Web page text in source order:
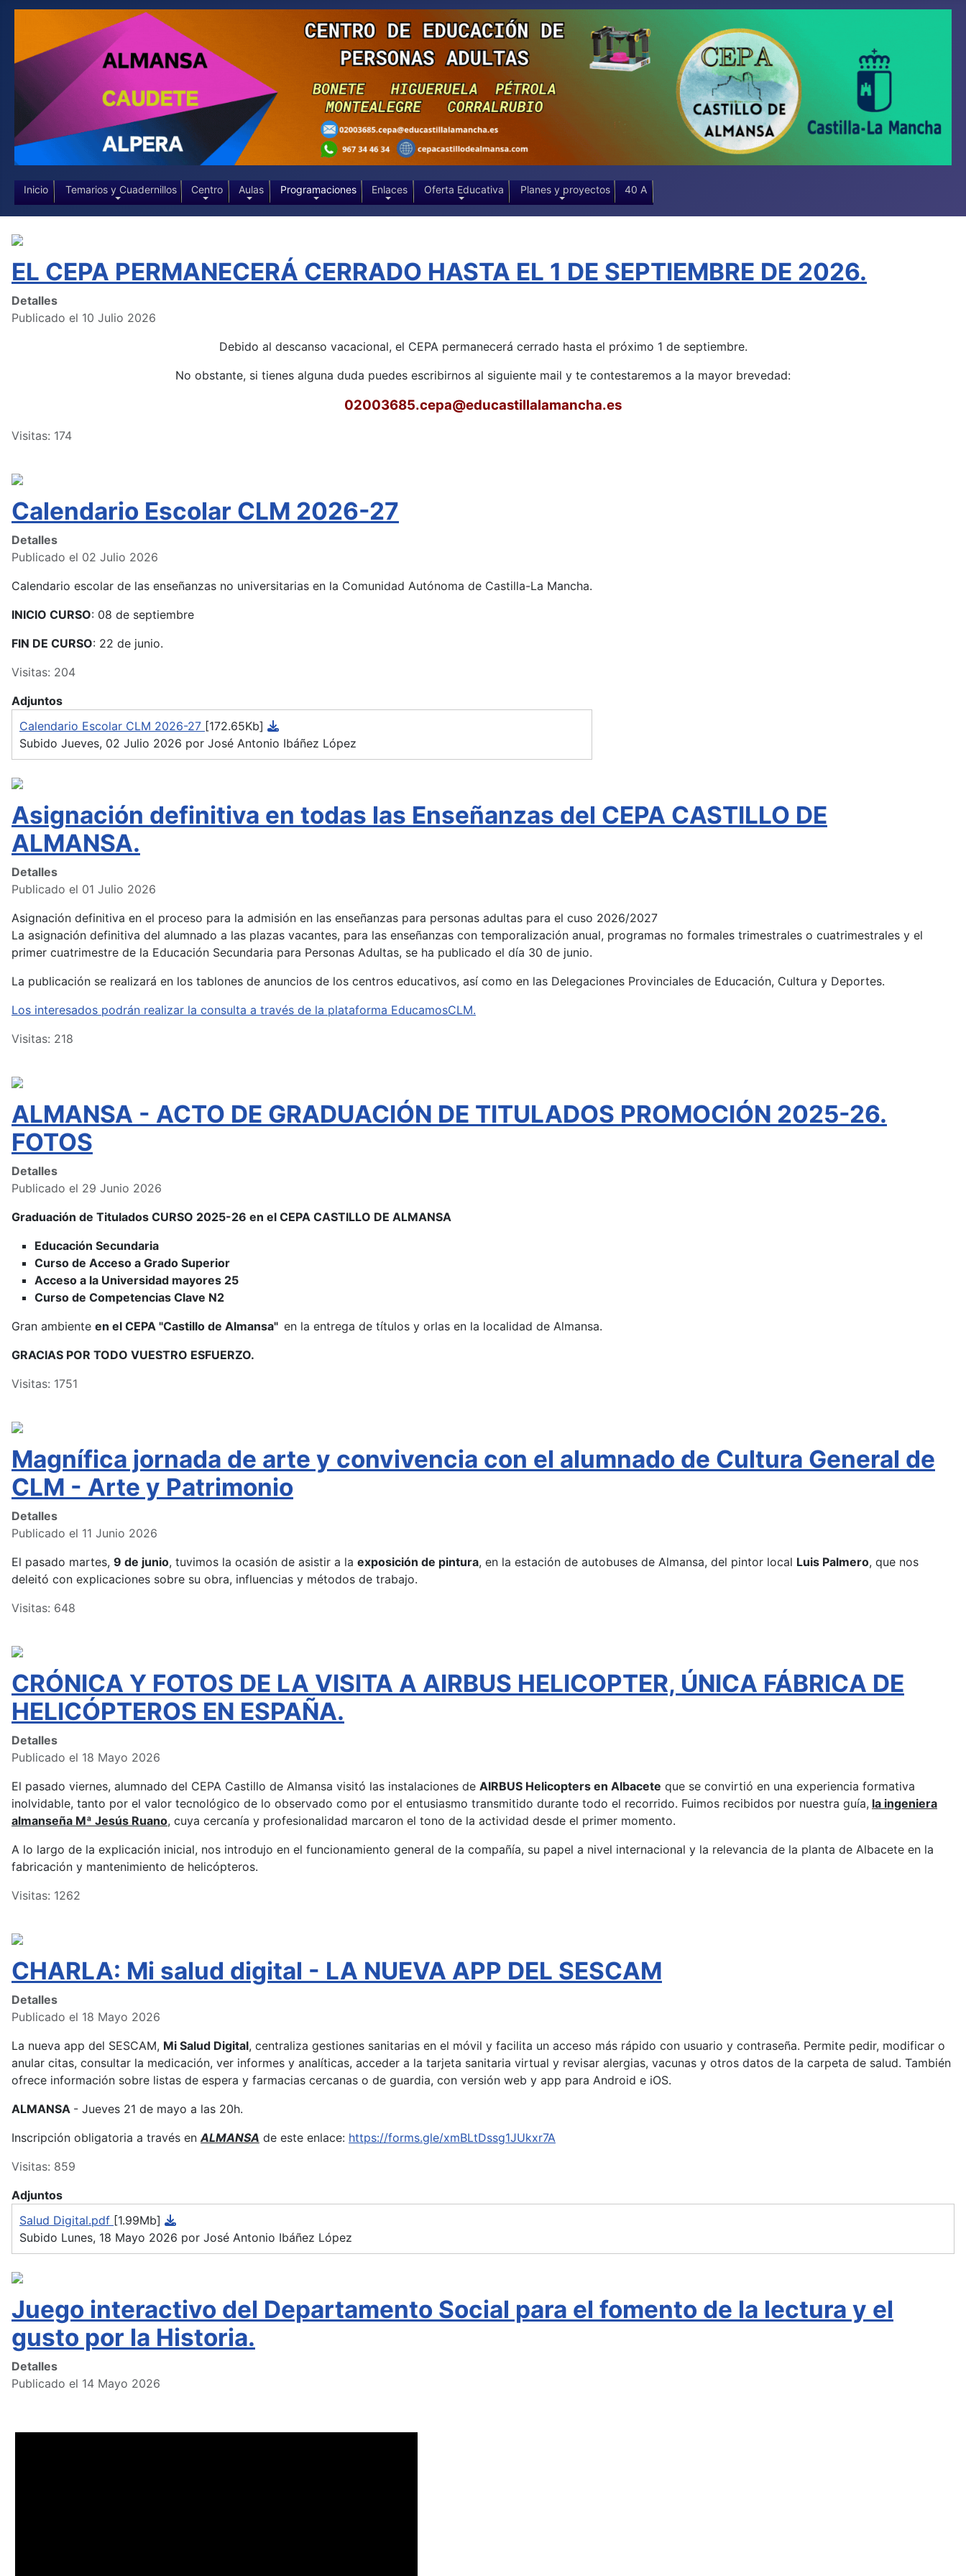
Inicio Temarios y Cuadernillos Centro Aulas Programaciones Enlaces Oferta Educativa Planes y proyectos 40 A
EL CEPA PERMANECERÁ CERRADO HASTA EL 1 DE SEPTIEMBRE DE 2026.
Detalles
Publicado el 10 Julio 2026
Debido al descanso vacacional, el CEPA permanecerá cerrado hasta el próximo 1 de septiembre.
No obstante, si tienes alguna duda puedes escribirnos al siguiente mail y te contestaremos a la mayor brevedad:
02003685.cepa@educastillalamancha.es
Visitas: 174
Calendario Escolar CLM 2026-27
Detalles
Publicado el 02 Julio 2026
Calendario escolar de las enseñanzas no universitarias en la Comunidad Autónoma de Castilla-La Mancha.
INICIO CURSO: 08 de septiembre
FIN DE CURSO: 22 de junio.
Visitas: 204
Adjuntos
Calendario Escolar CLM 2026-27 [172.65Kb]
Subido Jueves, 02 Julio 2026 por José Antonio Ibáñez López
Asignación definitiva en todas las Enseñanzas del CEPA CASTILLO DE
ALMANSA.
Detalles
Publicado el 01 Julio 2026
Asignación definitiva en el proceso para la admisión en las enseñanzas para personas adultas para el cuso 2026/2027
La asignación definitiva del alumnado a las plazas vacantes, para las enseñanzas con temporalización anual, programas no formales trimestrales o cuatrimestrales y el
primer cuatrimestre de la Educación Secundaria para Personas Adultas, se ha publicado el día 30 de junio.
La publicación se realizará en los tablones de anuncios de los centros educativos, así como en las Delegaciones Provinciales de Educación, Cultura y Deportes.
Los interesados podrán realizar la consulta a través de la plataforma EducamosCLM.
Visitas: 218
ALMANSA - ACTO DE GRADUACIÓN DE TITULADOS PROMOCIÓN 2025-26.
FOTOS
Detalles
Publicado el 29 Junio 2026
Graduación de Titulados CURSO 2025-26 en el CEPA CASTILLO DE ALMANSA
Educación Secundaria
Curso de Acceso a Grado Superior
Acceso a la Universidad mayores 25
Curso de Competencias Clave N2
Gran ambiente en el CEPA "Castillo de Almansa" en la entrega de títulos y orlas en la localidad de Almansa.
GRACIAS POR TODO VUESTRO ESFUERZO.
Visitas: 1751
Magnífica jornada de arte y convivencia con el alumnado de Cultura General de
CLM - Arte y Patrimonio
Detalles
Publicado el 11 Junio 2026
El pasado martes, 9 de junio, tuvimos la ocasión de asistir a la exposición de pintura, en la estación de autobuses de Almansa, del pintor local Luis Palmero, que nos
deleitó con explicaciones sobre su obra, influencias y métodos de trabajo.
Visitas: 648
CRÓNICA Y FOTOS DE LA VISITA A AIRBUS HELICOPTER, ÚNICA FÁBRICA DE
HELICÓPTEROS EN ESPAÑA.
Detalles
Publicado el 18 Mayo 2026
El pasado viernes, alumnado del CEPA Castillo de Almansa visitó las instalaciones de AIRBUS Helicopters en Albacete que se convirtió en una experiencia formativa
inolvidable, tanto por el valor tecnológico de lo observado como por el entusiasmo transmitido durante todo el recorrido. Fuimos recibidos por nuestra guía, la ingeniera
almanseña Mª Jesús Ruano, cuya cercanía y profesionalidad marcaron el tono de la actividad desde el primer momento.
A lo largo de la explicación inicial, nos introdujo en el funcionamiento general de la compañía, su papel a nivel internacional y la relevancia de la planta de Albacete en la
fabricación y mantenimiento de helicópteros.
Visitas: 1262
CHARLA: Mi salud digital - LA NUEVA APP DEL SESCAM
Detalles
Publicado el 18 Mayo 2026
La nueva app del SESCAM, Mi Salud Digital, centraliza gestiones sanitarias en el móvil y facilita un acceso más rápido con usuario y contraseña. Permite pedir, modificar o
anular citas, consultar la medicación, ver informes y analíticas, acceder a la tarjeta sanitaria virtual y revisar alergias, vacunas y otros datos de la carpeta de salud. También
ofrece información sobre listas de espera y farmacias cercanas o de guardia, con versión web y app para Android e iOS.
ALMANSA - Jueves 21 de mayo a las 20h.
Inscripción obligatoria a través en ALMANSA de este enlace: https://forms.gle/xmBLtDssg1JUkxr7A
Visitas: 859
Adjuntos
Salud Digital.pdf [1.99Mb]
Subido Lunes, 18 Mayo 2026 por José Antonio Ibáñez López
Juego interactivo del Departamento Social para el fomento de la lectura y el
gusto por la Historia.
Detalles
Publicado el 14 Mayo 2026